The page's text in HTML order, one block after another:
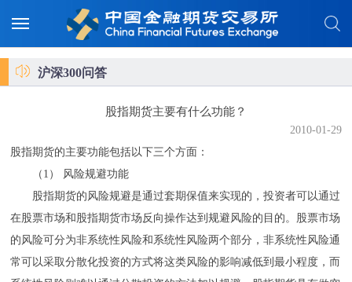
沪深300问答
股指期货主要有什么功能？
2010-01-29
股指期货的主要功能包括以下三个方面：
（1） 风险规避功能
股指期货的风险规避是通过套期保值来实现的，投资者可以通过
在股票市场和股指期货市场反向操作达到规避风险的目的。股票市场
的风险可分为非系统性风险和系统性风险两个部分，非系统性风险通
常可以采取分散化投资的方式将这类风险的影响减低到最小程度，而